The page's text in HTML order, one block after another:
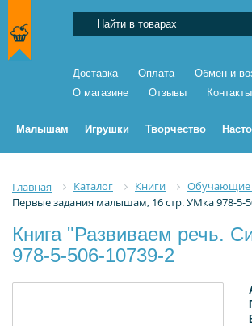
Доставка Оплата
Обмен и
О магазине
Отзывы Контакты
Малышам Игрушки Творчество
Главная Каталог Книги
Обучающие
Первые задания малышам, 16 стр. УМка 978-5-
Книга "Развиваем речь.
978-5-506-10739-2